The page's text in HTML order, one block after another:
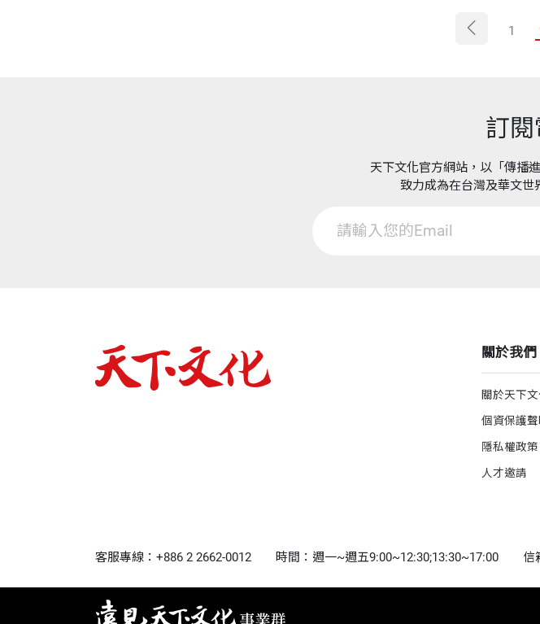
1
訂
天下文化官方網站，以「傳播
致力成為在台灣及華文世
關於我們
關於天下
個資保護聲
隱私權政策
人才邀請
客服專線：+886 2 2662-0012 時間：週一~週五9:00~12:30;13:30~17:00 信